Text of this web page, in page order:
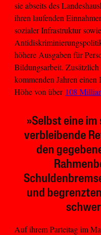
sie abseits des
ihren laufenden
sozialer Infrastruktur
höhere Ausgaben für
Bildungsarbeit.
kommenden Jahren
Höhe von über 108
»Selbst eine
verbleibende
den
und
Auf ihrem Parteitag im